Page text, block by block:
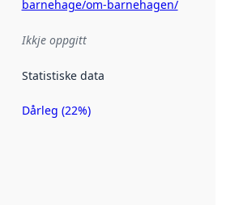
barnehage/om-barnehagen/
Ikkje oppgitt
Statistiske data
Metadatakvalitet
Dårleg (22%)